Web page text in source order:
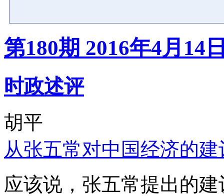
第180期 2016年4月14
时政述评
胡平
从张五常对中国经济的
应该说，张五常提出的